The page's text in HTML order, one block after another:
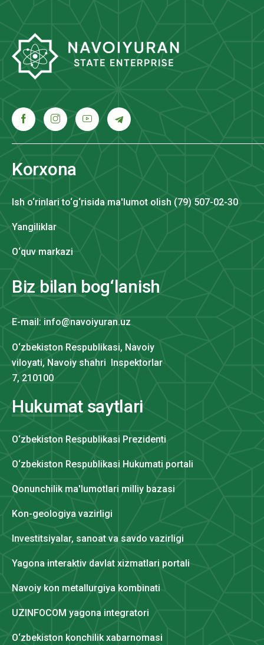
Korxona
Ish o‘rinlari to‘g‘risida ma'lumot olish (79) 507-02-30
Yangiliklar
O‘quv markazi
Biz bilan bog‘lanish
E-mail: info@navoiyuran.uz
O‘zbekiston Respublikasi, Navoiy
viloyati, Navoiy shahri Inspektorlar
7, 210100
Hukumat saytlari
O‘zbekiston Respublikasi Prezidenti
O‘zbekiston Respublikasi Hukumati portali
Qonunchilik ma'lumotlari milliy bazasi
Kon-geologiya vazirligi
Investitsiyalar, sanoat va savdo vazirligi
Yagona interaktiv davlat xizmatlari portali
Navoiy kon metallurgiya kombinati
UZINFOCOM yagona integratori
O‘zbekiston konchilik xabarnomasi